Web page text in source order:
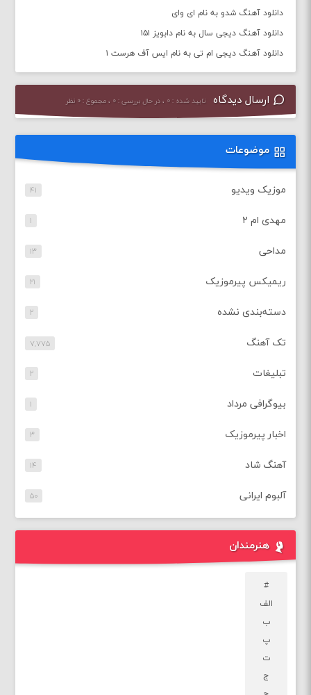
دانلود آهنگ شدو به نام ای وای
دانلود آهنگ دیجی سال به نام دابویز ۱۵۱
دانلود آهنگ دیجی ام تی به نام ایس آف هرست ۱
ارسال دیدگاه تایید شده : ۰ ، در حال بررسی : ۰ ، مجموع : ۰ نظر
موضوعات
موزیک ویدیو ۴۱
مهدی ام ۲ ۱
مداحی ۱۳
ریمیکس پیرموزیک ۲۱
دسته‌بندی نشده ۲
تک آهنگ ۷,۷۷۵
تبلیغات ۲
بیوگرافی مرداد ۱
اخبار پیرموزیک ۳
آهنگ شاد ۱۴
آلبوم ایرانی ۵۰
هنرمندان
#
الف
ب
پ
ت
ج